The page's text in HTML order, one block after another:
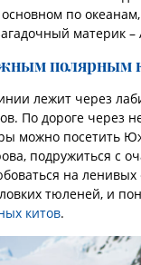
по
материк –
полярным
лежит через
По дороге через
можно посетить
подружиться с
на ленивых
тюленей, и
китов.